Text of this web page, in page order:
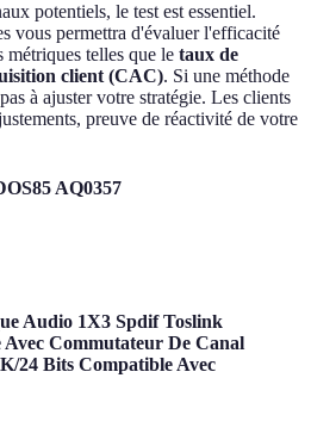
potentiels, le test est essentiel.
vous permettra d'évaluer l'efficacité
métriques telles que le taux de
client (CAC). Si une méthode
à ajuster votre stratégie. Les clients
preuve de réactivité de votre
AQ0357
Audio 1X3 Spdif Toslink
Commutateur De Canal
24 Bits Compatible Avec